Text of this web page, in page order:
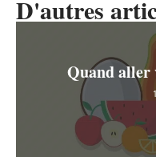
D'autres
Quand aller